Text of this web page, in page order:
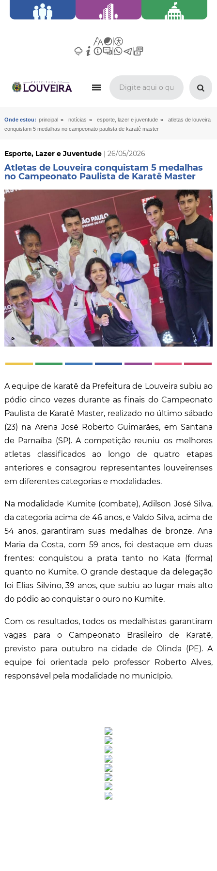
Onde estou: principal » notícias » esporte, lazer e juventude »
atletas de louveira
conquistam 5 medalhas no campeonato paulista de karatê master
Esporte, Lazer e Juventude| 26/05/2026
Atletas de Louveira conquistam 5 medalhas
no Campeonato Paulista de Karatê Master
A equipe de karatê da Prefeitura de Louveira subiu ao
pódio cinco vezes durante as finais do Campeonato
Paulista de Karatê Master, realizado no último sábado
(23) na Arena José Roberto Guimarães, em Santana
de Parnaíba (SP). A competição reuniu os melhores
atletas classificados ao longo de quatro etapas
anteriores e consagrou representantes louveirenses
em diferentes categorias e modalidades.
Na modalidade Kumite (combate), Adilson José Silva,
da categoria acima de 46 anos, e Valdo Silva, acima de
54 anos, garantiram suas medalhas de bronze. Ana
Maria da Costa, com 59 anos, foi destaque em duas
frentes: conquistou a prata tanto no Kata (forma)
quanto no Kumite. O grande destaque da delegação
foi Elias Silvino, 39 anos, que subiu ao lugar mais alto
do pódio ao conquistar o ouro no Kumite.
Com os resultados, todos os medalhistas garantiram
vagas para o Campeonato Brasileiro de Karatê,
previsto para outubro na cidade de Olinda (PE). A
equipe foi orientada pelo professor Roberto Alves,
responsável pela modalidade no município.